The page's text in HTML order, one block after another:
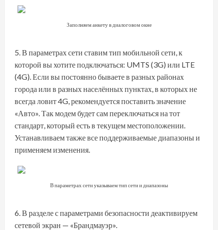
Заполняем анкету в диалоговом окне
В параметрах сети ставим тип мобильной сети, к
которой вы хотите подключаться: UMTS (3G) или LTE
(4G). Если вы постоянно бываете в разных районах
города или в разных населённых пунктах, в которых не
всегда ловит 4G, рекомендуется поставить значение
«Авто». Так модем будет сам переключаться на тот
стандарт, который есть в текущем местоположении.
Устанавливаем также все поддерживаемые диапазоны и
применяем изменения.
В параметрах сети указываем тип сети и диапазоны
В разделе с параметрами безопасности деактивируем
сетевой экран — «Брандмауэр».